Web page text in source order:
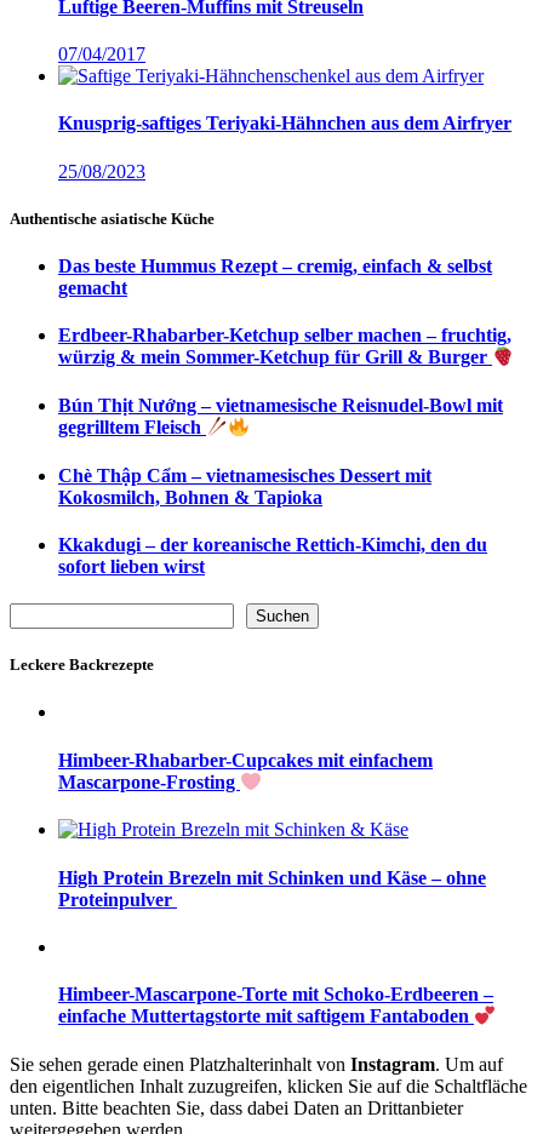
Luftige Beeren-Muffins mit Streuseln
07/04/2017
Knusprig-saftiges Teriyaki-Hähnchen aus dem Airfryer
25/08/2023
Authentische asiatische Küche
Das beste Hummus Rezept – cremig, einfach & selbst
gemacht
Erdbeer-Rhabarber-Ketchup selber machen – fruchtig,
würzig & mein Sommer-Ketchup für Grill & Burger
Bún Thịt Nướng – vietnamesische Reisnudel-Bowl mit
gegrilltem Fleisch
Chè Thập Cẩm – vietnamesisches Dessert mit
Kokosmilch, Bohnen & Tapioka
Kkakdugi – der koreanische Rettich-Kimchi, den du
sofort lieben wirst
Suchen
Leckere Backrezepte
Himbeer-Rhabarber-Cupcakes mit einfachem
Mascarpone-Frosting
High Protein Brezeln mit Schinken und Käse – ohne
Proteinpulver
Himbeer-Mascarpone-Torte mit Schoko-Erdbeeren –
einfache Muttertagstorte mit saftigem Fantaboden
Sie sehen gerade einen Platzhalterinhalt von Instagram. Um auf
den eigentlichen Inhalt zuzugreifen, klicken Sie auf die Schaltfläche
unten. Bitte beachten Sie, dass dabei Daten an Drittanbieter
weitergegeben werden.